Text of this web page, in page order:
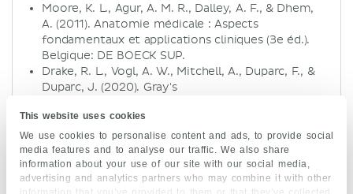
This website uses cookies
We use cookies to personalise content and ads, to provide social
media features and to analyse our traffic. We also share
information about your use of our site with our social media,
advertising and analytics partners who may combine it with other
Moore, K. L., Agur, A. M. R., Dalley, A. F., & Dhem,
A. (2011). Anatomie médicale : Aspects
fondamentaux et applications cliniques (3e éd.).
Belgique: DE BOECK SUP.
Drake, R. L., Vogl, A. W., Mitchell, A., Duparc, F., &
Duparc, J. (2020). Gray's
France: Elsevier Masson.
Stevens, A., & Lowe, J. (2006). Histologie
humaine (3e éd.). France: Elsevier Masson.